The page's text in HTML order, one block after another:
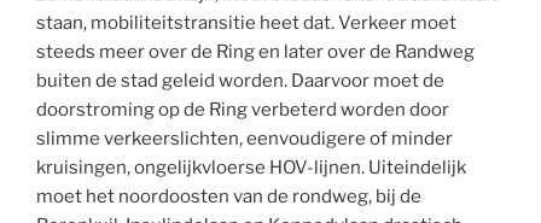
staan, mobiliteitstransitie heet dat. Verkeer moet
steeds meer over de Ring en later over de Randweg
buiten de stad geleid worden. Daarvoor moet de
doorstroming op de Ring verbeterd worden door
slimme verkeerslichten, eenvoudigere of minder
kruisingen, ongelijkvloerse HOV-lijnen. Uiteindelijk
moet het noordoosten van de rondweg, bij de